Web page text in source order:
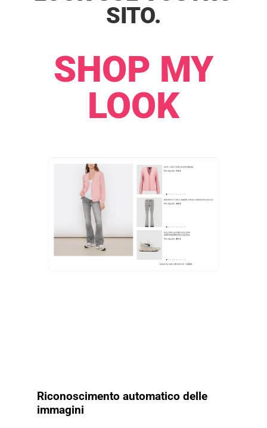
SITO.​​
SHOP MY
LOOK​​
Riconoscimento automatico delle
immagini